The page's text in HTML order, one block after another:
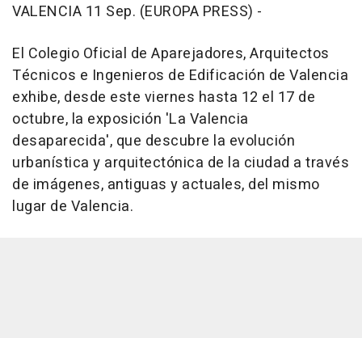
VALENCIA 11 Sep. (EUROPA PRESS) -
El Colegio Oficial de Aparejadores, Arquitectos
Técnicos e Ingenieros de Edificación de Valencia
exhibe, desde este viernes hasta 12 el 17 de
octubre, la exposición 'La Valencia
desaparecida', que descubre la evolución
urbanística y arquitectónica de la ciudad a través
de imágenes, antiguas y actuales, del mismo
lugar de Valencia.